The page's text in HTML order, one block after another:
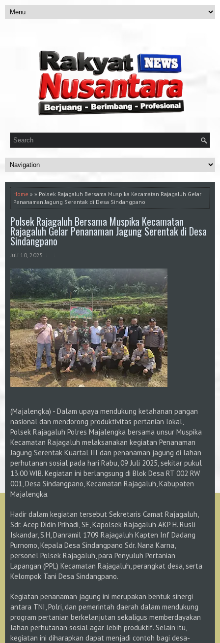
Home » » Polsek Rajagaluh Bersama Muspika Kecamatan Rajagaluh Gelar
Penanaman Jagung Serentak di Desa Sindangpano
Polsek Rajagaluh Bersama Muspika Kecamatan
Rajagaluh Gelar Penanaman Jagung Serentak di Desa
Sindangpano
Juli 10, 2025
(Majalengka) - Dalam upaya mendukung ketahanan pangan
nasional dan mendorong produktivitas pertanian lokal,
Polsek Rajagaluh Polres Majalengka bersama unsur Muspika
Kecamatan Rajagaluh melaksanakan kegiatan Penanaman
Jagung Serentak Kuartal III dan penanaman jagung di lahan
perhutanan sosial pada hari Rabu, 09 Juli 2025, sekitar pukul
13.00 WIB. Kegiatan ini berlangsung di Blok Desa RT 002 RW
001, Desa Sindangpano, Kecamatan Rajagaluh, Kabupaten
Majalengka.
Hadir dalam kegiatan tersebut Sekretaris Camat Rajagaluh,
Sdr. Acep Didin Prihadi, SE, Kapolsek Rajagaluh AKP H. Rusli
Iskandar, S.H, Danramil 1709 Rajagaluh Kapten Inf Dadang
Purnomo, Kepala Desa Sindangpano Sdr. Nana Karna,
personel Polsek Rajagaluh, para Penyuluh Pertanian
Lapangan (PPL) Kecamatan Rajagaluh, perangkat desa, serta
Kelompok Tani Desa Sindangpano.
Kegiatan penanaman jagung ini merupakan bentuk sinergi
antara TNI, Polri, dan pemerintah daerah dalam mendukung
program pertanian berkelanjutan sekaligus memberdayakan
lahan perhutanan sosial agar lebih produktif. Selain itu,
kegiatan ini diharapkan dapat menjadi contoh bagi desa-